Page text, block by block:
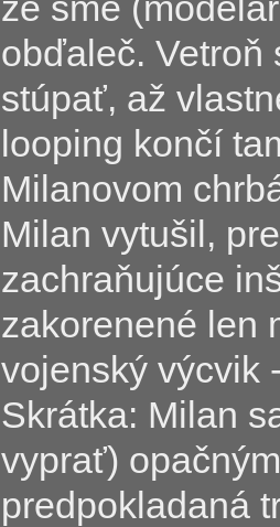
obďaleč. Vetroň
stúpať, až
looping končí
Milanovom
Milan vytušil,
zachraňujúce
zakorenené len
vojenský výcvik
Skrátka: Milan
vyprať)
predpokladaná